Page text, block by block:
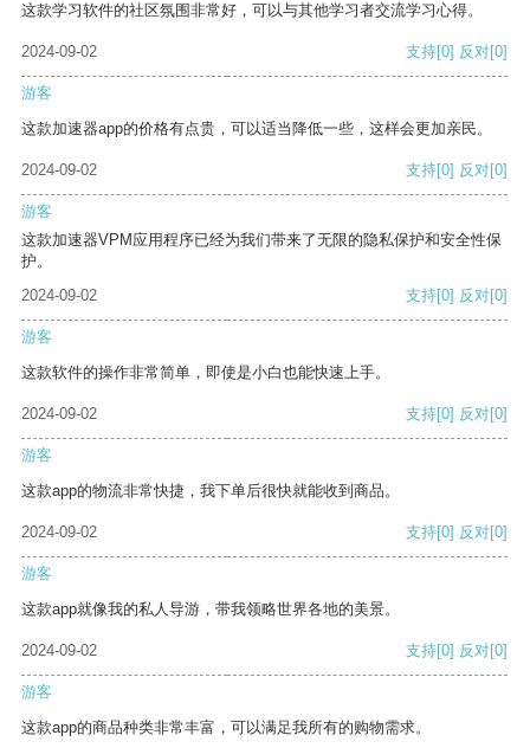
这款学习软件的社区氛围非常好，可以与其他学习者交流学习心得。
2024-09-02 支持[0] 反对[0]
游客
这款加速器app的价格有点贵，可以适当降低一些，这样会更加亲民。
2024-09-02 支持[0] 反对[0]
游客
这款加速器VPM应用程序已经为我们带来了无限的隐私保护和安全性保
护。
2024-09-02
支持[0] 反对[0]
游客
这款软件的操作非常简单，即使是小白也能快速上手。
2024-09-02 支持[0] 反对[0]
游客
这款app的物流非常快捷，我下单后很快就能收到商品。
2024-09-02 支持[0] 反对[0]
游客
这款app就像我的私人导游，带我领略世界各地的美景。
2024-09-02 支持[0] 反对[0]
游客
这款app的商品种类非常丰富，可以满足我所有的购物需求。